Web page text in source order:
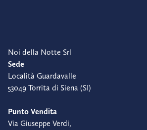
Noi della Notte Srl
Sede
Località Guardavalle
53049 Torrita di Siena (SI)
Punto Vendita
Via Giuseppe Verdi,